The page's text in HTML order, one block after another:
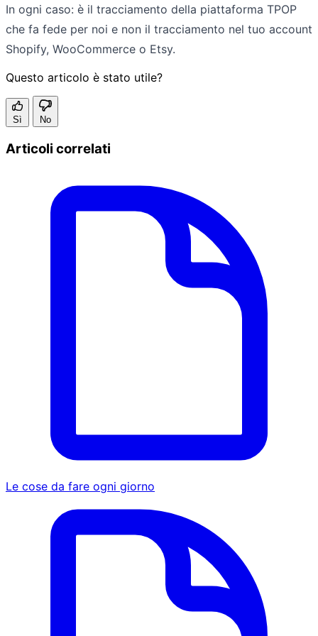
In ogni caso: è il tracciamento della piattaforma TPOP
che fa fede per noi e non il tracciamento nel tuo account
Shopify, WooCommerce o Etsy.
Questo articolo è stato utile?
Sì No
Articoli correlati
Le cose da fare ogni giorno